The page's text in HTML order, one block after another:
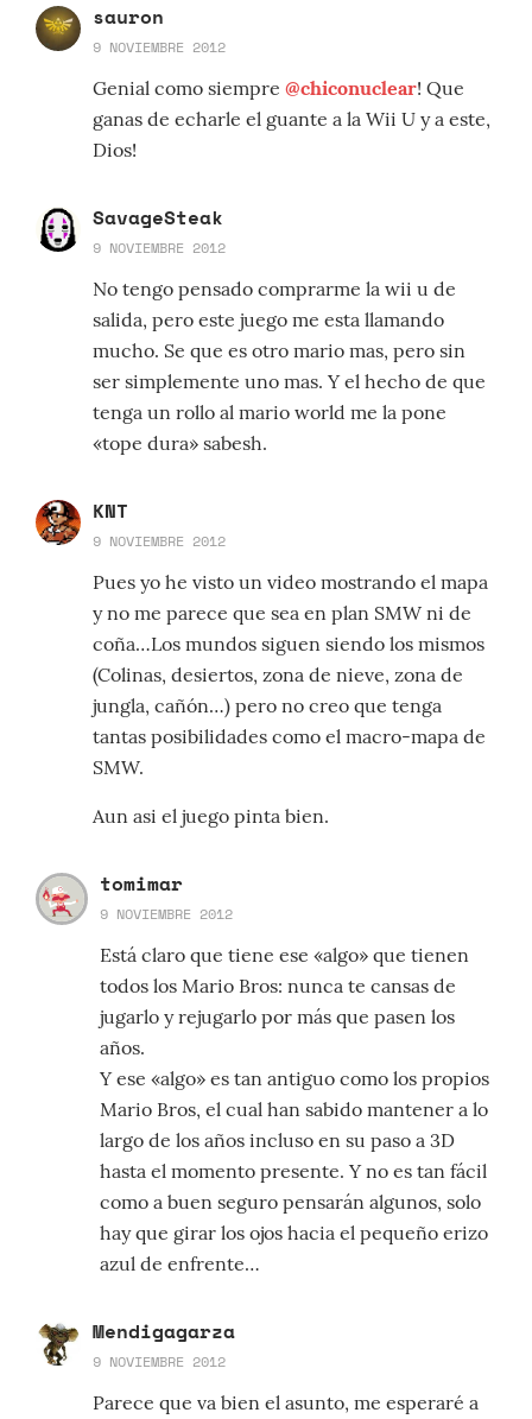
sauron
9 NOVIEMBRE 2012
Genial como siempre @chiconuclear! Que
ganas de echarle el guante a la Wii U y a este,
Dios!
SavageSteak
9 NOVIEMBRE 2012
No tengo pensado comprarme la wii u de
salida, pero este juego me esta llamando
mucho. Se que es otro mario mas, pero sin
ser simplemente uno mas. Y el hecho de que
tenga un rollo al mario world me la pone
«tope dura» sabesh.
KNT
9 NOVIEMBRE 2012
Pues yo he visto un video mostrando el mapa
y no me parece que sea en plan SMW ni de
coña…Los mundos siguen siendo los mismos
(Colinas, desiertos, zona de nieve, zona de
jungla, cañón…) pero no creo que tenga
tantas posibilidades como el macro-mapa de
SMW.
Aun asi el juego pinta bien.
tomimar
9 NOVIEMBRE 2012
Está claro que tiene ese «algo» que tienen
todos los Mario Bros: nunca te cansas de
jugarlo y rejugarlo por más que pasen los
años.
Y ese «algo» es tan antiguo como los propios
Mario Bros, el cual han sabido mantener a lo
largo de los años incluso en su paso a 3D
hasta el momento presente. Y no es tan fácil
como a buen seguro pensarán algunos, solo
hay que girar los ojos hacia el pequeño erizo
azul de enfrente…
Mendigagarza
9 NOVIEMBRE 2012
Parece que va bien el asunto, me esperaré a